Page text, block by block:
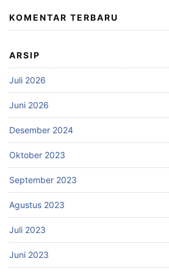
KOMENTAR TERBARU
ARSIP
Juli 2026
Juni 2026
Desember 2024
Oktober 2023
September 2023
Agustus 2023
Juli 2023
Juni 2023